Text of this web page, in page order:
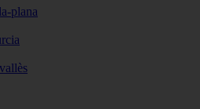
plana